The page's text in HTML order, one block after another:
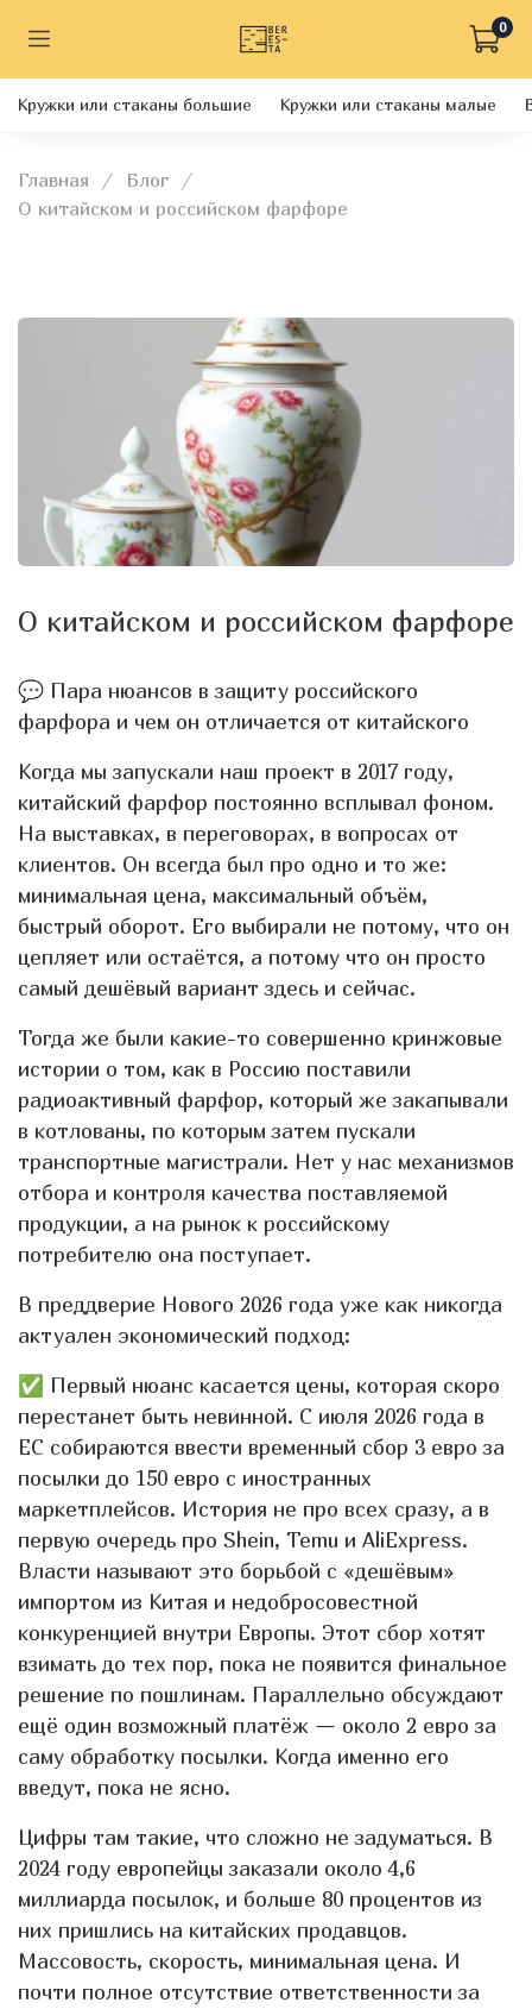
0
Кружки или стаканы большие Кружки или стаканы малые
Главная
Блог
О китайском и российском фарфоре
О китайском и российском фарфоре
💬 Пара нюансов в защиту российского
фарфора и чем он отличается от китайского
Когда мы запускали наш проект в 2017 году,
китайский фарфор постоянно всплывал фоном.
На выставках, в переговорах, в вопросах от
клиентов. Он всегда был про одно и то же:
минимальная цена, максимальный объём,
быстрый оборот. Его выбирали не потому, что он
цепляет или остаётся, а потому что он просто
самый дешёвый вариант здесь и сейчас.
Тогда же были какие-то совершенно кринжовые
истории о том, как в Россию поставили
радиоактивный фарфор, который же закапывали
в котлованы, по которым затем пускали
транспортные магистрали. Нет у нас механизмов
отбора и контроля качества поставляемой
продукции, а на рынок к российскому
потребителю она поступает.
В преддверие Нового 2026 года уже как никогда
актуален экономический подход:
✅ Первый нюанс касается цены, которая скоро
перестанет быть невинной. С июля 2026 года в
ЕС собираются ввести временный сбор 3 евро за
посылки до 150 евро с иностранных
маркетплейсов. История не про всех сразу, а в
первую очередь про Shein, Temu и AliExpress.
Власти называют это борьбой с «дешёвым»
импортом из Китая и недобросовестной
конкуренцией внутри Европы. Этот сбор хотят
взимать до тех пор, пока не появится финальное
решение по пошлинам. Параллельно обсуждают
ещё один возможный платёж — около 2 евро за
саму обработку посылки. Когда именно его
введут, пока не ясно.
Цифры там такие, что сложно не задуматься. В
2024 году европейцы заказали около 4,6
миллиарда посылок, и больше 80 процентов из
них пришлись на китайских продавцов.
Массовость, скорость, минимальная цена. И
почти полное отсутствие ответственности за